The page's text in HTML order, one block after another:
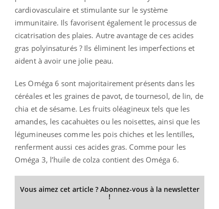
cardiovasculaire et stimulante sur le système
immunitaire. Ils favorisent également le processus de
cicatrisation des plaies. Autre avantage de ces acides
gras polyinsaturés ? Ils éliminent les imperfections et
aident à avoir une jolie peau.
Les Oméga 6 sont majoritairement présents dans les
céréales et les graines de pavot, de tournesol, de lin, de
chia et de sésame. Les fruits oléagineux tels que les
amandes, les cacahuètes ou les noisettes, ainsi que les
légumineuses comme les pois chiches et les lentilles,
renferment aussi ces acides gras. Comme pour les
Oméga 3, l’huile de colza contient des Oméga 6.
Vous aimez cet article ? Abonnez-vous à la newsletter
!